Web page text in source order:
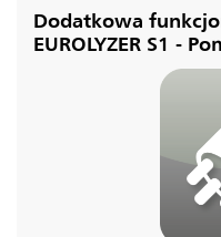
Dodatkowa
EUROLYZER S1 -